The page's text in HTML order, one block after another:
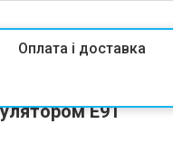
Оплата і доставка
4,5 м²
E91